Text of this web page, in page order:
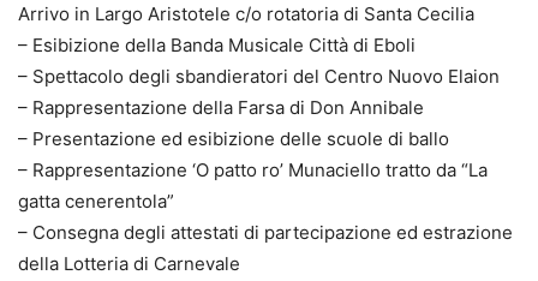
Arrivo in Largo Aristotele c/o rotatoria di Santa Cecilia
– Esibizione della Banda Musicale Città di Eboli
– Spettacolo degli sbandieratori del Centro Nuovo Elaion
– Rappresentazione della Farsa di Don Annibale
– Presentazione ed esibizione delle scuole di ballo
– Rappresentazione ‘O patto ro’ Munaciello tratto da “La
gatta cenerentola”
– Consegna degli attestati di partecipazione ed estrazione
della Lotteria di Carnevale